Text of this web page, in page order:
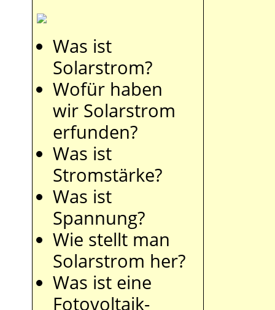
Was ist
Solarstrom?
Wofür haben
wir Solarstrom
erfunden?
Was ist
Stromstärke?
Was ist
Spannung?
Wie stellt man
Solarstrom her?
Was ist eine
Fotovoltaik-